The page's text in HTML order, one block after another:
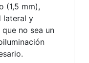
(1,5 mm),
lateral y
no sea un